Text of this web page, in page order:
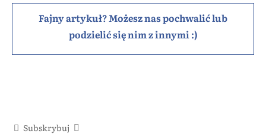
Fajny artykuł? Możesz nas pochwalić lub
podzielić się nim z innymi :)
Subskrybuj